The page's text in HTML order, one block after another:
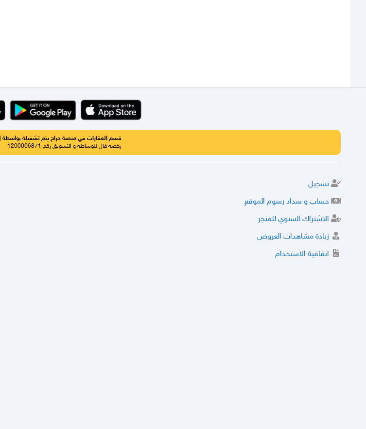
قسم العقارات في منصة حراج يتم تشغيلة بواسطة
رخصة فال للوساطة و التسويق رقم 1200006871
تسجيل
حساب و سداد رسوم الموقع
الاشتراك السنوي للمتجر
زيادة مشاهدات العروض
اتفاقية الاستخدام